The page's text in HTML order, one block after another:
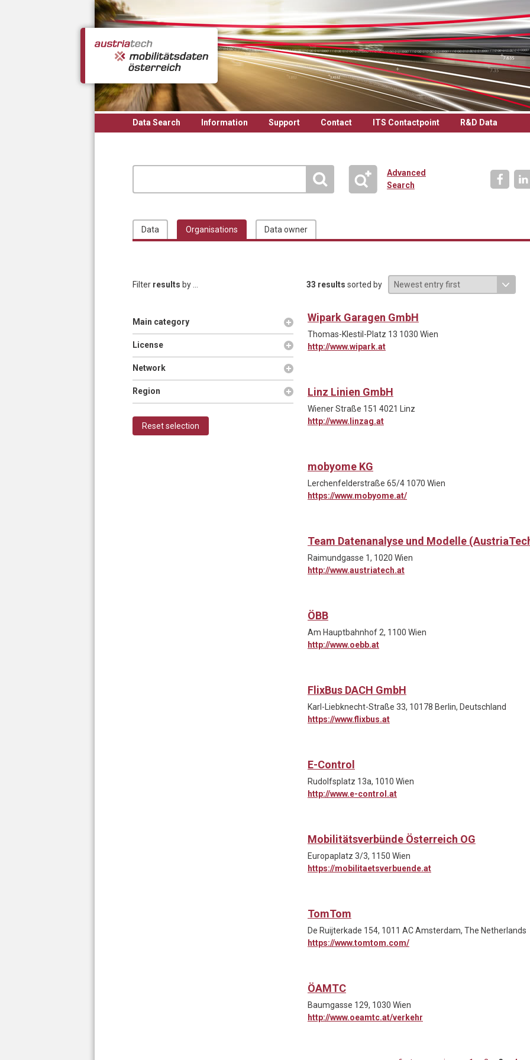
Data Search Information Support Contact ITS Contactpoint R&D Data
Advanced
Search
Data Organisations Data owner
Filter results by ... 33 results sorted by
Show
Main category
Show
License
Show
Network
Show
Region
Wipark Garagen GmbH
Thomas-Klestil-Platz 13 1030 Wien
http://www.wipark.at
Linz Linien GmbH
Wiener Straße 151 4021 Linz
http://www.linzag.at
mobyome KG
Lerchenfelderstraße 65/4 1070 Wien
https://www.mobyome.at/
Team Datenanalyse und Modelle
Raimundgasse 1, 1020 Wien
http://www.austriatech.at
ÖBB
Am Hauptbahnhof 2, 1100 Wien
http://www.oebb.at
FlixBus DACH GmbH
Karl-Liebknecht-Straße 33, 10178 Berlin, Deutschland
https://www.flixbus.at
E-Control
Rudolfsplatz 13a, 1010 Wien
http://www.e-control.at
Mobilitätsverbünde Österreich OG
Europaplatz 3/3, 1150 Wien
https://mobilitaetsverbuende.at
TomTom
De Ruijterkade 154, 1011 AC Amsterdam, The Netherlands
https://www.tomtom.com/
ÖAMTC
Baumgasse 129, 1030 Wien
http://www.oeamtc.at/verkehr
Pages